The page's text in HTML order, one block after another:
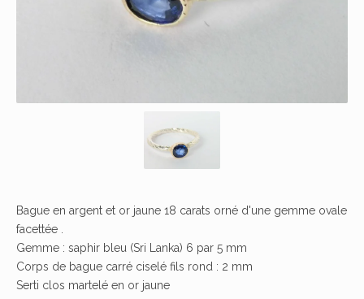
Bague en argent et or jaune 18 carats orné d'une gemme ovale
facettée .
Gemme : saphir bleu (Sri Lanka) 6 par 5 mm
Corps de bague carré ciselé fils rond : 2 mm
Serti clos martelé en or jaune